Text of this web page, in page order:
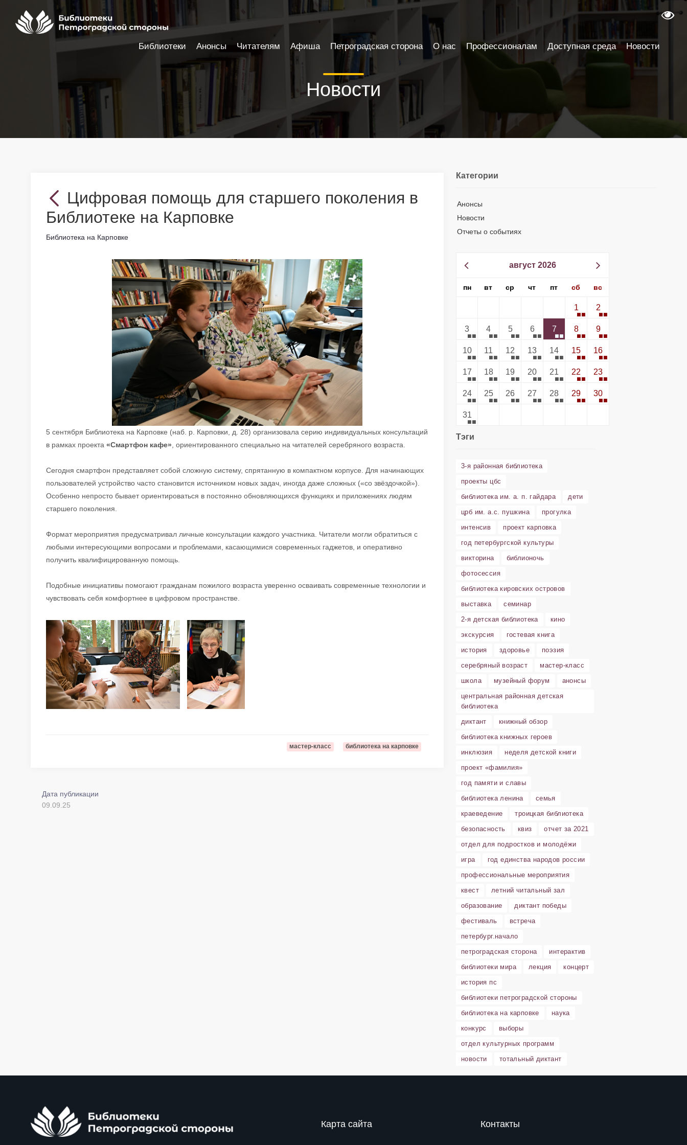
Новости
Цифровая помощь для старшего поколения в
Библиотеке на Карповке
Библиотека на Карповке
5 сентября Библиотека на Карповке (наб. р. Карповки, д. 28) организовала серию индивидуальных консультаций
в рамках проекта «Смартфон кафе», ориентированного специально на читателей серебряного возраста.
Сегодня смартфон представляет собой сложную систему, спрятанную в компактном корпусе. Для начинающих
пользователей устройство часто становится источником новых задач, иногда даже сложных («со звёздочкой»).
Особенно непросто бывает ориентироваться в постоянно обновляющихся функциях и приложениях людям
старшего поколения.
Формат мероприятия предусматривал личные консультации каждого участника. Читатели могли обратиться с
любыми интересующими вопросами и проблемами, касающимися современных гаджетов, и оперативно
получить квалифицированную помощь.
Подобные инициативы помогают гражданам пожилого возраста уверенно осваивать современные технологии и
чувствовать себя комфортнее в цифровом пространстве.
мастер-класс библиотека на карповке
Дата публикации
09.09.25
Категории
Анонсы
Новости
Отчеты о событиях
август 2026
пн вт ср чт пт сб вс
1 2
3 4 5 6 7 8 9
10 11 12 13 14 15 16
17 18 19 20 21 22 23
24 25 26 27 28 29 30
31
Тэги
3-я районная библиотека
проекты цбс
библиотека им. а. п. гайдара
дети
црб им. а.с. пушкина
прогулка
интенсив
проект карповка
год петербургской культуры
викторина
библионочь
фотосессия
библиотека кировских островов
выставка
семинар
2-я детская библиотека
кино
экскурсия
гостевая книга
история
здоровье
поэзия
серебряный возраст
мастер-класс
школа
музейный форум
анонсы
центральная районная детская
библиотека
диктант
книжный обзор
библиотека книжных героев
инклюзия
неделя детской книги
проект «фамилия»
год памяти и славы
библиотека ленина
семья
краеведение
троицкая библиотека
безопасность
квиз
отчет за 2021
отдел для подростков и молодёжи
игра
год единства народов россии
профессиональные мероприятия
квест
летний читальный зал
образование
диктант победы
фестиваль
встреча
петербург.начало
петроградская сторона
интерактив
библиотеки мира
лекция
концерт
история пс
библиотеки петроградской стороны
библиотека на карповке
наука
конкурс
выборы
отдел культурных программ
новости
тотальный диктант
Карта сайта Контакты
Библиотеки Анонсы Читателям Афиша Петроградская сторона О нас Профессионалам Доступная среда Новости
Настройки доступности